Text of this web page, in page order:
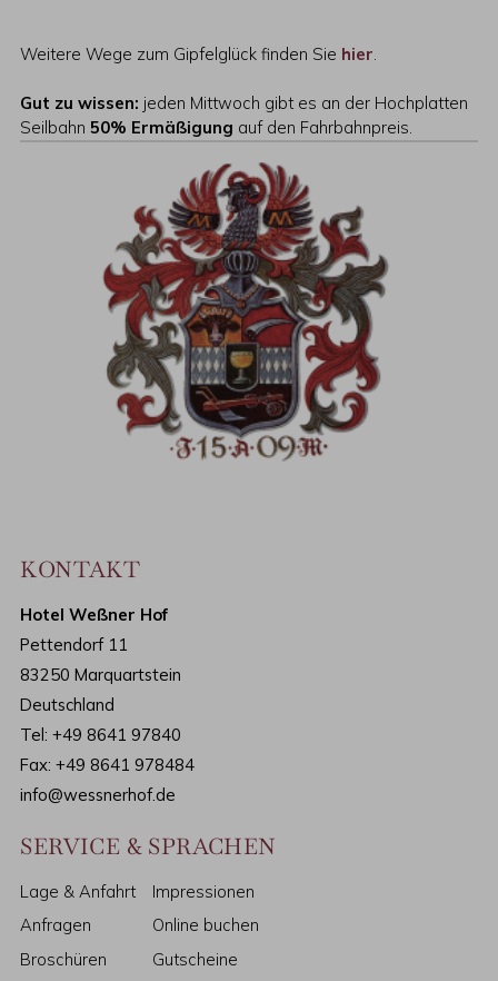
Weitere Wege zum Gipfelglück finden Sie hier
Gut zu wissen: jeden Mittwoch gibt es an der Hochplatten
Seilbahn50% Ermäßigung auf den Fahrbahnpreis.
KONTAKT
Hotel Weßner Hof
Pettendorf 11
83250 Marquartstein
Deutschland
Tel:+49 8641 97840
Fax: +49 8641 978484
info@wessnerhof.de
SERVICE & SPRACHEN
Lage & Anfahrt
Impressionen
Anfragen
Online buchen
Broschüren
Gutscheine